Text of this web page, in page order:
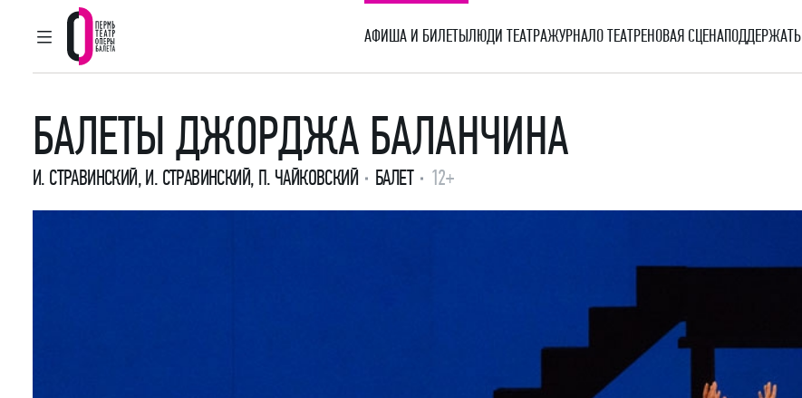
ГЛАВНОЕ МЕНЮ
Пермский театр оперы и балета
АФИША И БИЛЕТЫЛЮДИ ТЕАТРАЖУРНАЛО ТЕАТРЕНОВАЯ СЦЕНАПОДДЕРЖАТЬ
БАЛЕТЫ ДЖОРДЖА БАЛАНЧИНА
И. СТРАВИНСКИЙ,И. СТРАВИНСКИЙ, П. ЧАЙКОВСКИЙ БАЛЕТ 12+